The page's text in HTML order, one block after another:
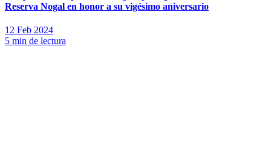
Reserva Nogal en honor a su vigésimo aniversario
12 Feb 2024
5 min de lectura